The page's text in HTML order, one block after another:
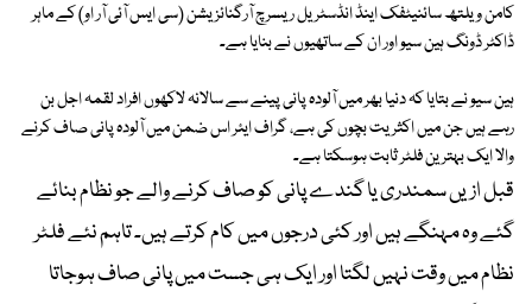
کامن ویلتھ سائنیٹفک اینڈ انڈسٹریل ریسرچ آرگنائزیشن (سی ایس آئی آر او) کے ماہر
ڈاکٹر ڈونگ ہین سیو اور ان کے ساتھیوں نے بنایا ہے۔
ہین سیو نے بتایا کہ دنیا بھر میں آلودہ پانی پینے سے سالانہ لاکھوں افراد لقمہ اجل بن
رہے ہیں جن میں اکثریت بچوں کی ہے، گراف ایئر اس ضمن میں آلودہ پانی صاف کرنے
والا ایک بہترین فلٹر ثابت ہوسکتا ہے۔
قبل ازیں سمندری یا گندے پانی کو صاف کرنے والے جو نظام بنائے
گئے وہ مہنگے ہیں اور کئی درجوں میں کام کرتے ہیں۔ تاہم نئے فلٹر
نظام میں وقت نہیں لگتا اور ایک ہی جست میں پانی صاف ہوجاتا